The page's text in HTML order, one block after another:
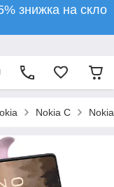
знижка на скло
Nokia C